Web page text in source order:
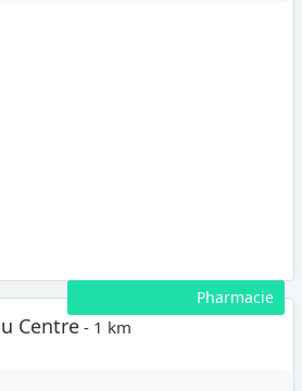
Pharmacie
Centre - 1 km